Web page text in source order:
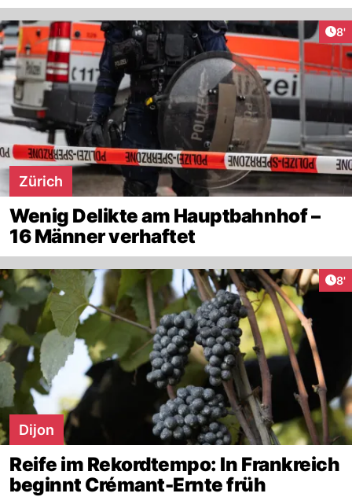
8'
Zürich
Wenig Delikte am Hauptbahnhof –
16 Männer verhaftet
8'
Dijon
Reife im Rekordtempo: In Frankreich
beginnt Crémant-Ernte früh